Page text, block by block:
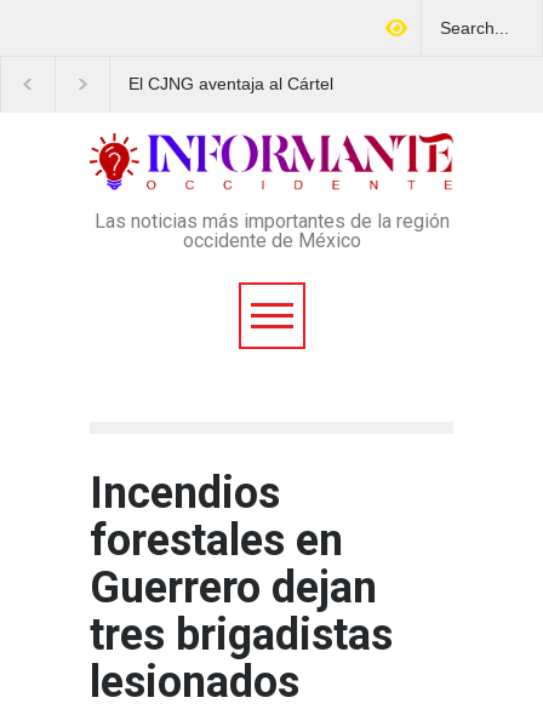
El CJNG aventaja al Cártel
Montenegro
esquema Ponzi con
4 mil afectados
Las noticias más importantes de la región
occidente de México
Incendios
forestales en
Guerrero dejan
tres brigadistas
lesionados